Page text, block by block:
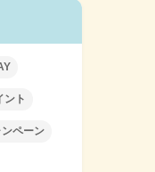
ント
ンペーン